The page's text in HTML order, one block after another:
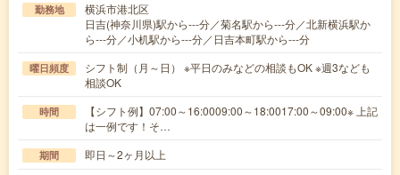
勤務地
横浜市港北区
日吉(神奈川県)駅から---分／菊名駅から---分／北新横浜駅か
ら---分／小机駅から---分／日吉本町駅から---分
曜日頻度
シフト制（月～日） ※平日のみなどの相談もOK ※週3なども
相談OK
時間
【シフト例】07:00～16:0009:00～18:0017:00～09:00※ 上記
は一例です！そ…
期間 即日～2ヶ月以上